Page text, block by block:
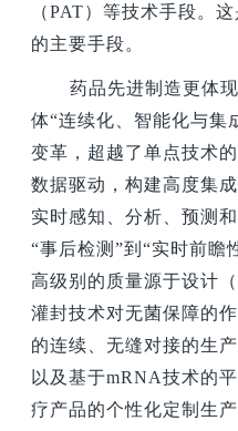
（PAT）等技术手段。
的主要手段。
药品先进制造更体
体“连续化、智能化与集
变革，超越了单点技术
数据驱动，构建高度集
实时感知、分析、预测
“事后检测”到“实时前瞻
高级别的质量源于设计
灌封技术对无菌保障的
的连续、无缝对接的生
以及基于mRNA技术的
疗产品的个性化定制生